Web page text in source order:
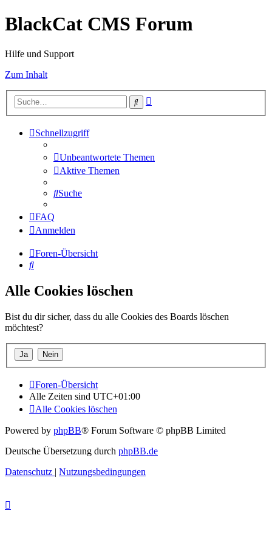
BlackCat CMS Forum
Hilfe und Support
Zum Inhalt
Suche
Schnellzugriff
Unbeantwortete Themen
Aktive Themen
Suche
FAQ
Anmelden
Foren-Übersicht
Suche
Alle Cookies löschen
Bist du dir sicher, dass du alle Cookies des Boards löschen
möchtest?
Foren-Übersicht
Alle Zeiten sind UTC+01:00
Alle Cookies löschen
Powered by phpBB® Forum Software © phpBB Limited
Deutsche Übersetzung durch phpBB.de
Datenschutz | Nutzungsbedingungen